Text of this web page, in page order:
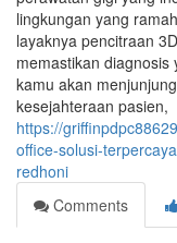
lingkungan yang
layaknya pencitraan
memastikan
kamu akan
kesejahteraan pasien,
https://
office-solusi-
redhoni
Comments